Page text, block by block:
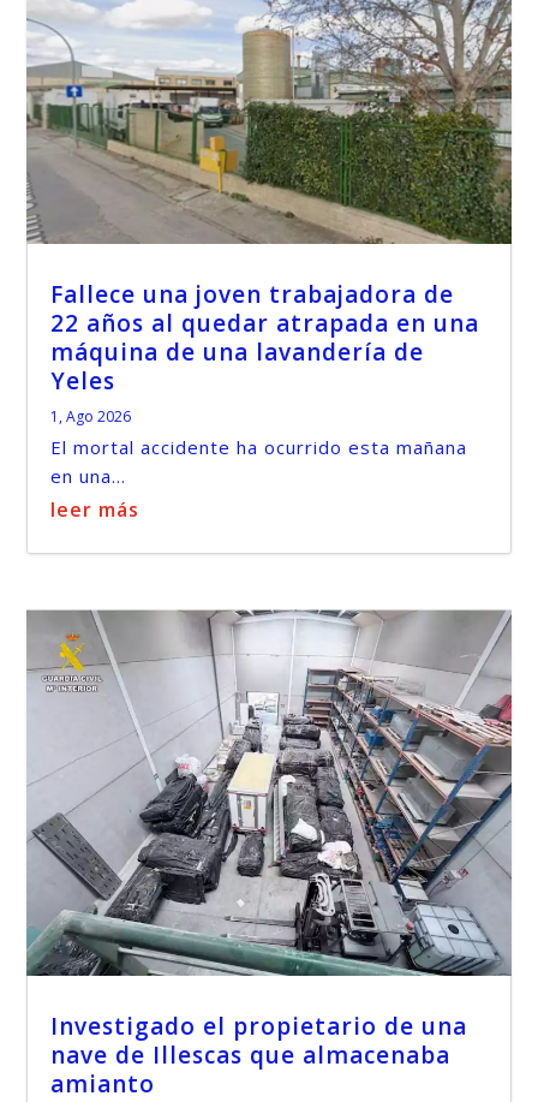
Fallece una joven trabajadora de
22 años al quedar atrapada en una
máquina de una lavandería de
Yeles
1, Ago 2026
El mortal accidente ha ocurrido esta mañana
en una...
leer más
Investigado el propietario de una
nave de Illescas que almacenaba
amianto